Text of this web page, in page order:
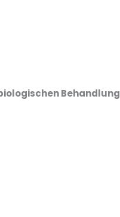
Behandlung